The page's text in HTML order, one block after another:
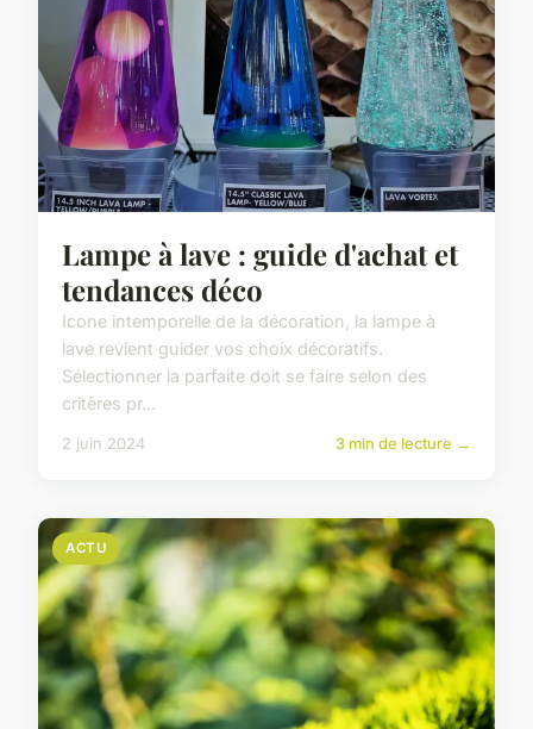
Lampe à lave : guide d'achat et
tendances déco
Icone intemporelle de la décoration, la lampe à
lave revient guider vos choix décoratifs.
Sélectionner la parfaite doit se faire selon des
critères pr...
2 juin 2024 3 min de lecture →
ACTU